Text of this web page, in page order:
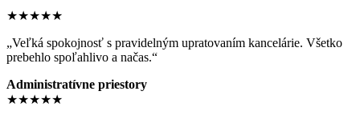
★★★★★
„Veľká spokojnosť s pravidelným upratovaním kancelárie. Všetko
prebehlo spoľahlivo a načas.“
Administratívne priestory
★★★★★